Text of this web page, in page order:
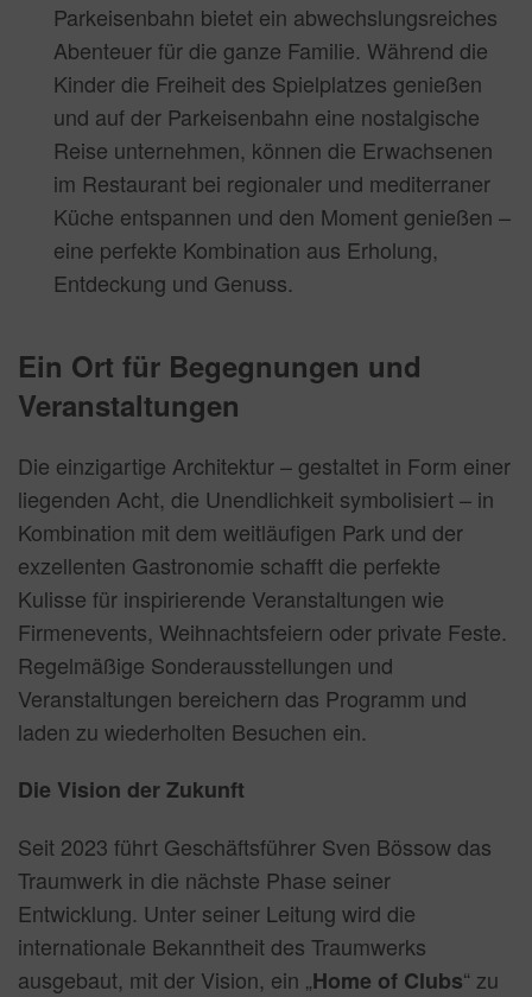
Parkeisenbahn bietet ein abwechslungsreiches
Abenteuer für die ganze Familie. Während die
Kinder die Freiheit des Spielplatzes genießen
und auf der Parkeisenbahn eine nostalgische
Reise unternehmen, können die Erwachsenen
im Restaurant bei regionaler und mediterraner
Küche entspannen und den Moment genießen –
eine perfekte Kombination aus Erholung,
Entdeckung und Genuss.
Ein Ort für Begegnungen und
Veranstaltungen
Die einzigartige Architektur – gestaltet in Form einer
liegenden Acht, die Unendlichkeit symbolisiert – in
Kombination mit dem weitläufigen Park und der
exzellenten Gastronomie schafft die perfekte
Kulisse für inspirierende Veranstaltungen wie
Firmenevents, Weihnachtsfeiern oder private Feste.
Regelmäßige Sonderausstellungen und
Veranstaltungen bereichern das Programm und
laden zu wiederholten Besuchen ein.
Die Vision der Zukunft
Seit 2023 führt Geschäftsführer Sven Bössow das
Traumwerk in die nächste Phase seiner
Entwicklung. Unter seiner Leitung wird die
internationale Bekanntheit des Traumwerks
ausgebaut, mit der Vision, ein „Home of Clubs“ zu